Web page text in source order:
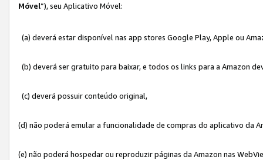
Móvel”), seu Aplicativo Móvel:
(a) deverá estar disponível nas app stores Google Play, Apple ou
(b) deverá ser gratuito para baixar, e todos os links para a Amazon
(c) deverá possuir conteúdo original,
(d) não poderá emular a funcionalidade de compras do aplicativo da
(e) não poderá hospedar ou reproduzir páginas da Amazon nas